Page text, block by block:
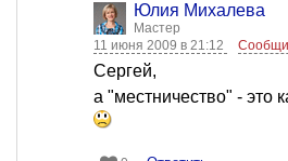
Юлия Михалева
Мастер
11 июня 2009 в 21:12
Сергей,
а "местничество" - это